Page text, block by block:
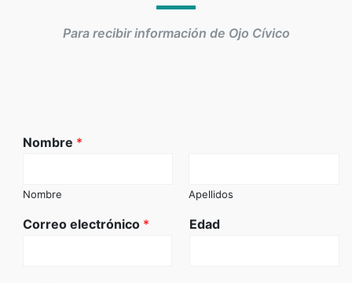
Para recibir información de Ojo Cívico
Nombre *
Nombre Apellidos
Correo electrónico * Edad